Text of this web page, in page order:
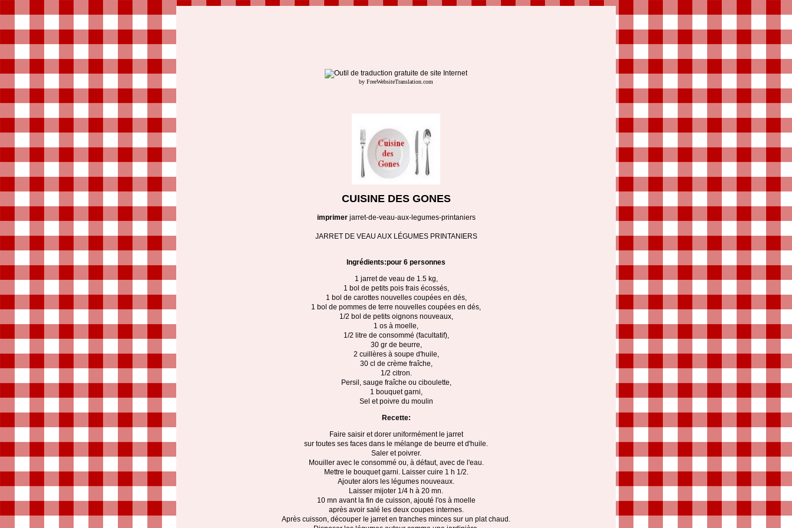
by FreeWebsiteTranslation.com
CUISINE DES GONES
imprimer jarret-de-veau-aux-legumes-printaniers
JARRET DE VEAU AUX LÉGUMES PRINTANIERS
Ingrédients:pour 6 personnes
1 jarret de veau de 1.5 kg,
1 bol de petits pois frais écossés,
1 bol de carottes nouvelles coupées en dés,
1 bol de pommes de terre nouvelles coupées en dés,
1/2 bol de petits oignons nouveaux,
1 os à moelle,
1/2 litre de consommé (facultatif),
30 gr de beurre,
2 cuillères à soupe d'huile,
30 cl de crème fraîche,
1/2 citron.
Persil, sauge fraîche ou ciboulette,
1 bouquet garni,
Sel et poivre du moulin
Recette:
Faire saisir et dorer uniformément le jarret
sur toutes ses faces dans le mélange de beurre et d'huile.
Saler et poivrer.
Mouiller avec le consommé ou, à défaut, avec de l'eau.
Mettre le bouquet garni. Laisser cuire 1 h 1/2.
Ajouter alors les légumes nouveaux.
Laisser mijoter 1/4 h à 20 mn.
10 mn avant la fin de cuisson, ajouté l'os à moelle
après avoir salé les deux coupes internes.
Après cuisson, découper le jarret en tranches minces sur un plat chaud.